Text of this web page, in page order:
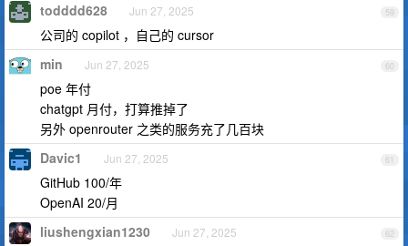
59
todddd628 Jun 27, 2025
公司的 copilot ，自己的 cursor
60
min Jun 27, 2025
poe 年付
chatgpt 月付，打算推掉了
另外 openrouter 之类的服务充了几百块
61
Davic1 Jun 27, 2025
GitHub 100/年
OpenAI 20/月
62
liushengxian1230 Jun 27, 2025